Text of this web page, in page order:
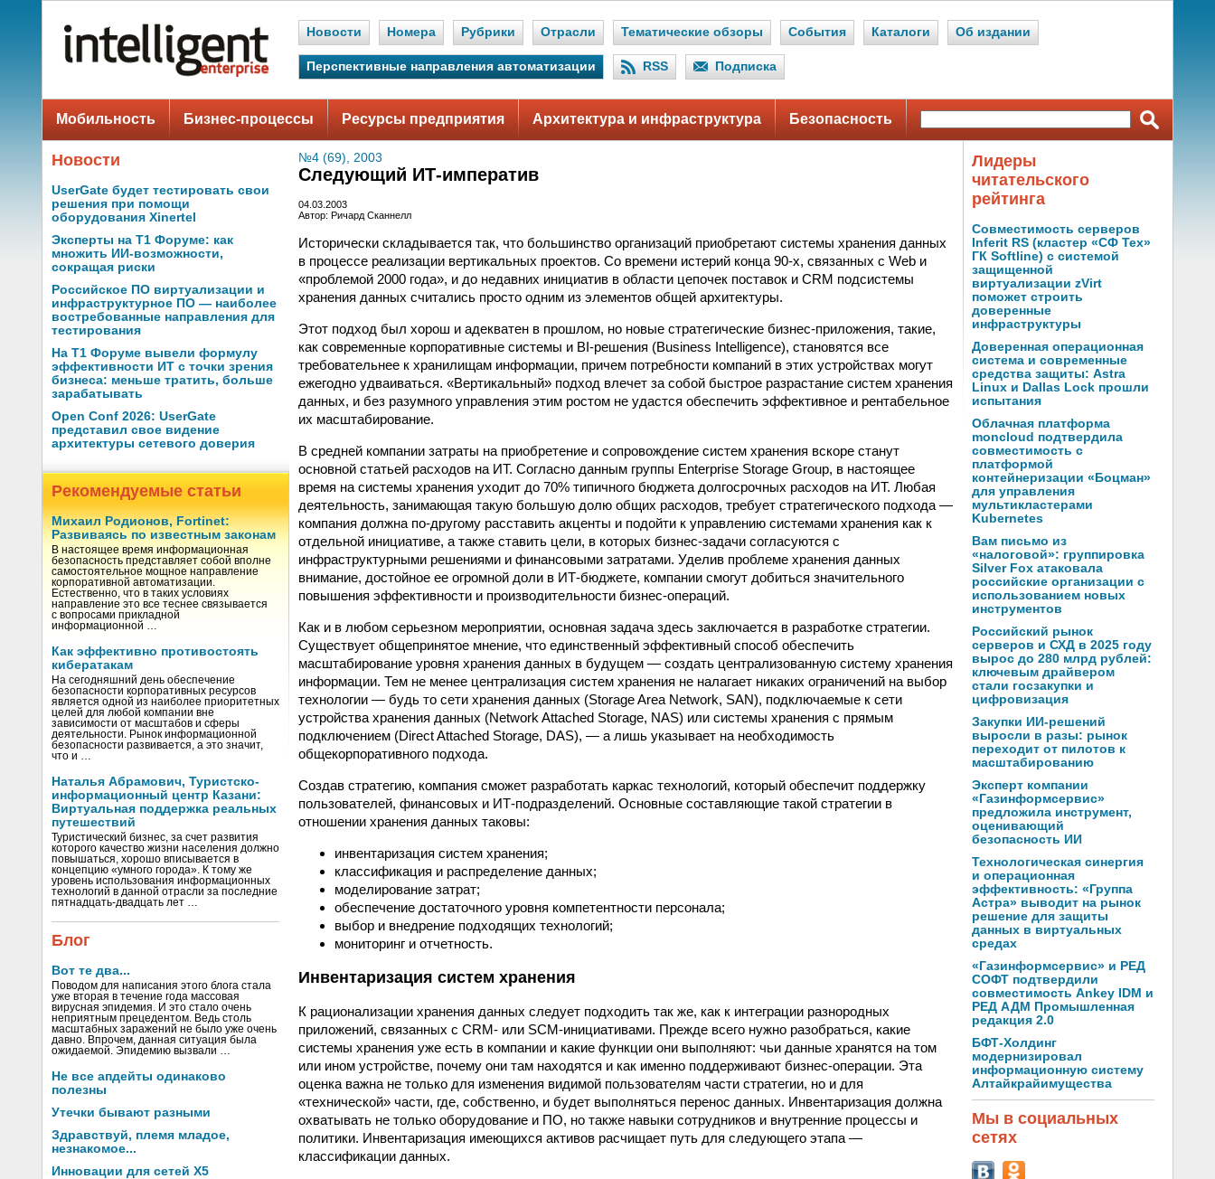
Новости Номера Рубрики Отрасли Тематические обзоры События Каталоги Об издании
Перспективные направления автоматизации RSS Подписка
Мобильность Бизнес-процессы Ресурсы предприятия Архитектура и инфраструктура Безопасность
Новости
UserGate будет тестировать свои
решения при помощи
оборудования Xinertel
Эксперты на Т1 Форуме: как
множить ИИ-возможности,
сокращая риски
Российское ПО виртуализации и
инфраструктурное ПО — наиболее
востребованные направления для
тестирования
На Т1 Форуме вывели формулу
эффективности ИТ с точки зрения
бизнеса: меньше тратить, больше
зарабатывать
Open Conf 2026: UserGate
представил свое видение
архитектуры сетевого доверия
Рекомендуемые статьи
Михаил Родионов, Fortinet:
Развиваясь по известным законам
В настоящее время информационная
безопасность представляет собой вполне
самостоятельное мощное направление
корпоративной автоматизации.
Естественно, что в таких условиях
направление это все теснее связывается
с вопросами прикладной
информационной …
Как эффективно противостоять
кибератакам
На сегодняшний день обеспечение
безопасности корпоративных ресурсов
является одной из наиболее приоритетных
целей для любой компании вне
зависимости от масштабов и сферы
деятельности. Рынок информационной
безопасности развивается, а это значит,
что и …
Наталья Абрамович, Туристско-
информационный центр Казани:
Виртуальная поддержка реальных
путешествий
Туристический бизнес, за счет развития
которого качество жизни населения должно
повышаться, хорошо вписывается в
концепцию «умного города». К тому же
уровень использования информационных
технологий в данной отрасли за последние
пятнадцать-двадцать лет …
Блог
Вот те два...
Поводом для написания этого блога стала
уже вторая в течение года массовая
вирусная эпидемия. И это стало очень
неприятным прецедентом. Ведь столь
масштабных заражений не было уже очень
давно. Впрочем, данная ситуация была
ожидаемой. Эпидемию вызвали …
Не все апдейты одинаково
полезны
Утечки бывают разными
Здравствуй, племя младое,
незнакомое...
Инновации для сетей X5
№4 (69), 2003
Следующий ИТ-императив
04.03.2003
Автор: Ричард Сканнелл
Исторически складывается так, что большинство организаций приобретают системы хранения данных
в процессе реализации вертикальных проектов. Со времени истерий конца 90-х, связанных с Web и
«проблемой 2000 года», и до недавних инициатив в области цепочек поставок и CRM подсистемы
хранения данных считались просто одним из элементов общей архитектуры.
Этот подход был хорош и адекватен в прошлом, но новые стратегические бизнес-приложения, такие,
как современные корпоративные системы и BI-решения (Business Intelligence), становятся все
требовательнее к хранилищам информации, причем потребности компаний в этих устройствах могут
ежегодно удваиваться. «Вертикальный» подход влечет за собой быстрое разрастание систем хранения
данных, и без разумного управления этим ростом не удастся обеспечить эффективное и рентабельное
их масштабирование.
В средней компании затраты на приобретение и сопровождение систем хранения вскоре станут
основной статьей расходов на ИТ. Согласно данным группы Enterprise Storage Group, в настоящее
время на системы хранения уходит до 70% типичного бюджета долгосрочных расходов на ИТ. Любая
деятельность, занимающая такую большую долю общих расходов, требует стратегического подхода —
компания должна по-другому расставить акценты и подойти к управлению системами хранения как к
отдельной инициативе, а также ставить цели, в которых бизнес-задачи согласуются с
инфраструктурными решениями и финансовыми затратами. Уделив проблеме хранения данных
внимание, достойное ее огромной доли в ИТ-бюджете, компании смогут добиться значительного
повышения эффективности и производительности бизнес-операций.
Как и в любом серьезном мероприятии, основная задача здесь заключается в разработке стратегии.
Существует общепринятое мнение, что единственный эффективный способ обеспечить
масштабирование уровня хранения данных в будущем — создать централизованную систему хранения
информации. Тем не менее централизация систем хранения не налагает никаких ограничений на выбор
технологии — будь то сети хранения данных (Storage Area Network, SAN), подключаемые к сети
устройства хранения данных (Network Attached Storage, NAS) или системы хранения с прямым
подключением (Direct Attached Storage, DAS), — а лишь указывает на необходимость
общекорпоративного подхода.
Создав стратегию, компания сможет разработать каркас технологий, который обеспечит поддержку
пользователей, финансовых и ИТ-подразделений. Основные составляющие такой стратегии в
отношении хранения данных таковы:
инвентаризация систем хранения;
классификация и распределение данных;
моделирование затрат;
обеспечение достаточного уровня компетентности персонала;
выбор и внедрение подходящих технологий;
мониторинг и отчетность.
Инвентаризация систем хранения
К рационализации хранения данных следует подходить так же, как к интеграции разнородных
приложений, связанных с CRM- или SCM-инициативами. Прежде всего нужно разобраться, какие
системы хранения уже есть в компании и какие функции они выполняют: чьи данные хранятся на том
или ином устройстве, почему они там находятся и как именно поддерживают бизнес-операции. Эта
оценка важна не только для изменения видимой пользователям части стратегии, но и для
«технической» части, где, собственно, и будет выполняться перенос данных. Инвентаризация должна
охватывать не только оборудование и ПО, но также навыки сотрудников и внутренние процессы и
политики. Инвентаризация имеющихся активов расчищает путь для следующего этапа —
классификации данных.
Лидеры
читательского
рейтинга
Совместимость серверов
Inferit RS (кластер «СФ Тех»
ГК Softline) с системой
защищенной
виртуализации zVirt
поможет строить
доверенные
инфраструктуры
Доверенная операционная
система и современные
средства защиты: Astra
Linux и Dallas Lock прошли
испытания
Облачная платформа
moncloud подтвердила
совместимость с
платформой
контейнеризации «Боцман»
для управления
мультикластерами
Kubernetes
Вам письмо из
«налоговой»: группировка
Silver Fox атаковала
российские организации с
использованием новых
инструментов
Российский рынок
серверов и СХД в 2025 году
вырос до 280 млрд рублей:
ключевым драйвером
стали госзакупки и
цифровизация
Закупки ИИ-решений
выросли в разы: рынок
переходит от пилотов к
масштабированию
Эксперт компании
«Газинформсервис»
предложила инструмент,
оценивающий
безопасность ИИ
Технологическая синергия
и операционная
эффективность: «Группа
Астра» выводит на рынок
решение для защиты
данных в виртуальных
средах
«Газинформсервис» и РЕД
СОФТ подтвердили
совместимость Ankey IDM и
РЕД АДМ Промышленная
редакция 2.0
БФТ-Холдинг
модернизировал
информационную систему
Алтайкрайимущества
Мы в социальных
сетях